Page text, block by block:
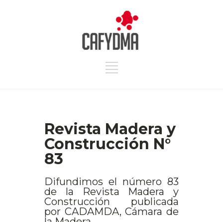
Revista Madera y
Construcción N°
83
Difundimos el número 83
de la Revista Madera y
Construcción publicada
por CADAMDA, Cámara de